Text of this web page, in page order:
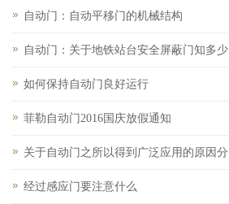
自动门：自动平移门的机械结构
自动门：关于地铁站台安全屏蔽门知多少
如何保持自动门良好运行
菲勒自动门2016国庆放假通知
关于自动门之所以得到广泛应用的原因分
经过感应门要注意什么